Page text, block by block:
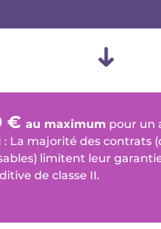
€ au maximum pour un
: La majorité des contrats
limitent leur
de classe II.